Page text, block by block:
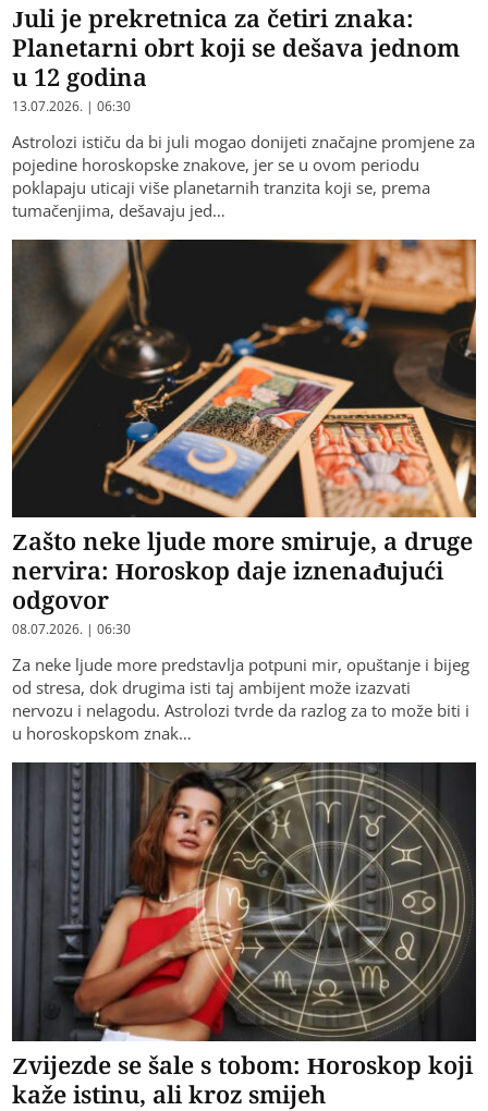
Juli je prekretnica za četiri znaka:
Planetarni obrt koji se dešava jednom
u 12 godina
13.07.2026. | 06:30
Astrolozi ističu da bi juli mogao donijeti značajne promjene za
pojedine horoskopske znakove, jer se u ovom periodu
poklapaju uticaji više planetarnih tranzita koji se, prema
tumačenjima, dešavaju jed…
Zašto neke ljude more smiruje, a druge
nervira: Horoskop daje iznenađujući
odgovor
08.07.2026. | 06:30
Za neke ljude more predstavlja potpuni mir, opuštanje i bijeg
od stresa, dok drugima isti taj ambijent može izazvati
nervozu i nelagodu. Astrolozi tvrde da razlog za to može biti i
u horoskopskom znak…
Zvijezde se šale s tobom: Horoskop koji
kaže istinu, ali kroz smijeh